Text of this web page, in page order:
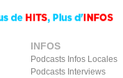
INFOS
Podcasts Infos Locales
Podcasts Interviews